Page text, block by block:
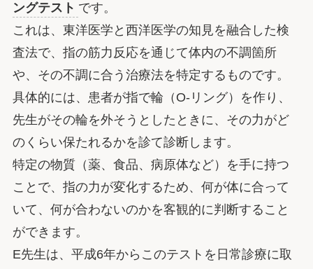
ングテスト です。
これは、東洋医学と西洋医学の知見を融合した検
査法で、指の筋力反応を通じて体内の不調箇所
や、その不調に合う治療法を特定するものです。
具体的には、患者が指で輪（O-リング）を作り、
先生がその輪を外そうとしたときに、その力がど
のくらい保たれるかを診て診断します。
特定の物質（薬、食品、病原体など）を手に持つ
ことで、指の力が変化するため、何が体に合って
いて、何が合わないのかを客観的に判断すること
ができます。
E先生は、平成6年からこのテストを日常診療に取